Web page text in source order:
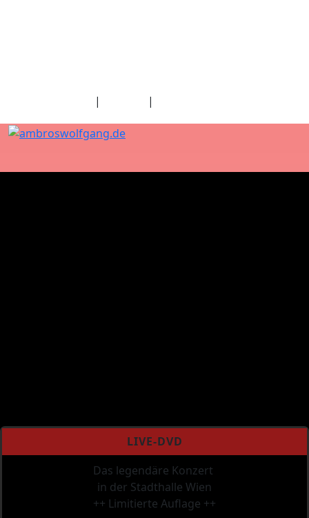
| |
LIVE-DVD
Das legendäre Konzert
in der Stadthalle Wien
++ Limitierte Auflage ++